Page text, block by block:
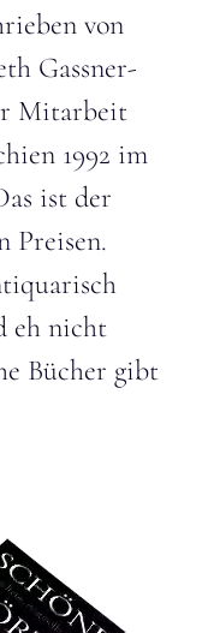
von
Gassner-
Mitarbeit
1992 im
ist der
Preisen.
eh nicht
Bücher gibt